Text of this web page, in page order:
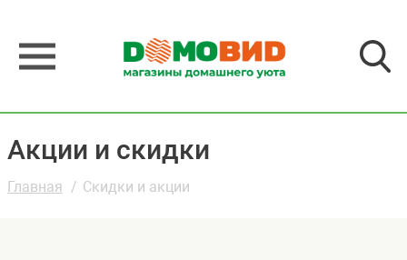
Акции и скидки
Главная Скидки и акции